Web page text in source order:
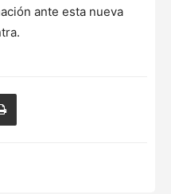
ante esta nueva